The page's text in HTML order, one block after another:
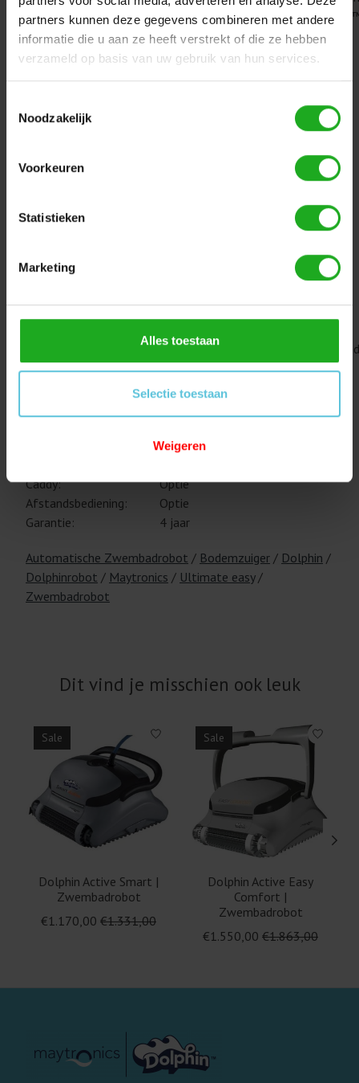
partners kunnen deze gegevens combineren met andere
informatie die u aan ze heeft verstrekt of die ze hebben
verzameld op basis van uw gebruik van hun services.
Noodzakelijk
Voorkeuren
Statistieken
Marketing
Alles toestaan
Selectie toestaan
Weigeren
Navigatie en wendbaarheid:
App:
Ja
Caddy:
Nee
Ideale zwembadlengte:
Borstels:
2 borstels
3: fastmode, bodem, bodem en wand
Filtratie:
Filtermandje
11,5 kg
Caddy:
Optie
Afstandsbediening:
Optie
Garantie:
4 jaar
Automatische Zwembadrobot / Bodemzuiger / Dolphin /
Dolphinrobot / Maytronics / Ultimate easy/
Zwembadrobot
Dit vind je misschien ook leuk
Items van productcarrousel
Sale
Dolphin Active Smart |
Zwembadrobot
€1.170,00 €1.331,00
Sale
Dolphin Active Easy
Comfort |
Zwembadrobot
€1.550,00 €1.863,00